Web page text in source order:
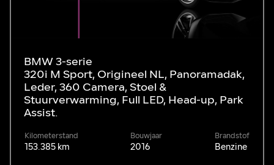
BMW 3-serie
320i M Sport, Origineel NL, Panoramadak,
Leder, 360 Camera, Stoel &
Stuurverwarming, Full LED, Head-up, Park
Assist.
Kilometerstand
153.385 km
Bouwjaar
2016
Brandstof
Benzine